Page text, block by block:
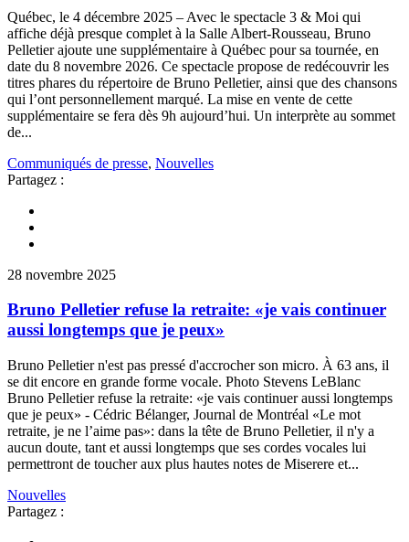
Québec, le 4 décembre 2025 – Avec le spectacle 3 & Moi qui
affiche déjà presque complet à la Salle Albert-Rousseau, Bruno
Pelletier ajoute une supplémentaire à Québec pour sa tournée, en
date du 8 novembre 2026. Ce spectacle propose de redécouvrir les
titres phares du répertoire de Bruno Pelletier, ainsi que des chansons
qui l’ont personnellement marqué. La mise en vente de cette
supplémentaire se fera dès 9h aujourd’hui. Un interprète au sommet
de...
Communiqués de presse, Nouvelles
Partagez :
28 novembre 2025
Bruno Pelletier refuse la retraite: «je vais continuer
aussi longtemps que je peux»
Bruno Pelletier n'est pas pressé d'accrocher son micro. À 63 ans, il
se dit encore en grande forme vocale. Photo Stevens LeBlanc
Bruno Pelletier refuse la retraite: «je vais continuer aussi longtemps
que je peux» - Cédric Bélanger, Journal de Montréal «Le mot
retraite, je ne l’aime pas»: dans la tête de Bruno Pelletier, il n'y a
aucun doute, tant et aussi longtemps que ses cordes vocales lui
permettront de toucher aux plus hautes notes de Miserere et...
Nouvelles
Partagez :